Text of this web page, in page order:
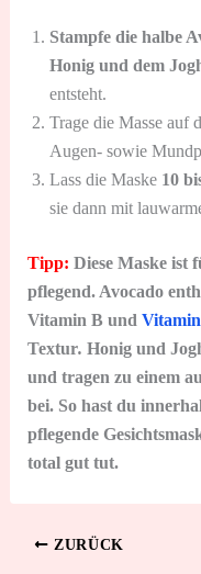
Stampfe die halbe
Honig und dem
entsteht.
Trage die Masse auf
Augen- sowie
Lass die Maske 10
sie dann mit
Tipp: Diese Maske ist
pflegend. Avocado
Vitamin B und
Textur. Honig und
und tragen zu einem
bei. So hast du
pflegende
total gut tut.
ZURÜCK